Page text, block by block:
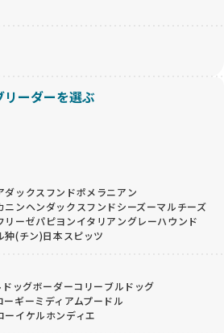
リーダーを選ぶ
ダックスフンドポメラニアン
ニンヘンダックスフンドシーズーマルチーズ
リーゼパピヨンイタリアングレーハウンド
狆(チン)日本スピッツ
ッグボーダーコリーブルドッグ
ーギーミディアムプードル
ーイケルホンディエ